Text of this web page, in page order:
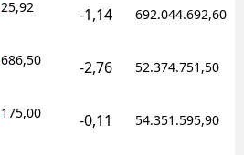
Uşak
25,92 -1,14 692.044.692,60
686,50 -2,76 52.374.751,50
175,00 -0,11 54.351.595,90